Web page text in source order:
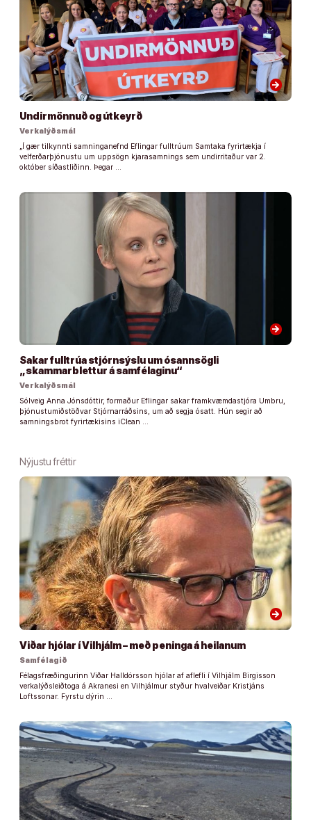
arrow_forward
Undirmönnuð og útkeyrð
Verkalýðsmál
„Í gær tilkynnti samninganefnd Eflingar fulltrúum Samtaka fyrirtækja í
velferðarþjónustu um uppsögn kjarasamnings sem undirritaður var 2.
október síðastliðinn. Þegar …
arrow_forward
Sakar fulltrúa stjórnsýslu um ósannsögli
„skammarblettur á samfélaginu“
Verkalýðsmál
Sólveig Anna Jónsdóttir, formaður Eflingar sakar framkvæmdastjóra Umbru,
þjónustumiðstöðvar Stjórnarráðsins, um að segja ósatt. Hún segir að
samningsbrot fyrirtækisins iClean …
Nýjustu fréttir
arrow_forward
Viðar hjólar í Vilhjálm – með peninga á heilanum
Samfélagið
Félagsfræðingurinn Viðar Halldórsson hjólar af aflefli í Vilhjálm Birgisson
verkalýðsleiðtoga á Akranesi en Vilhjálmur styður hvalveiðar Kristjáns
Loftssonar. Fyrstu dýrin …